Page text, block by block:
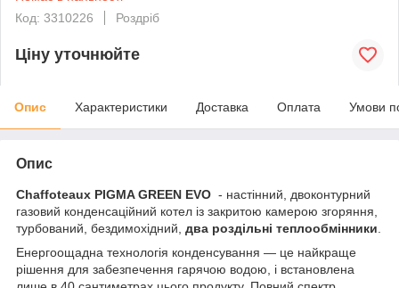
Код: 3310226
Роздріб
Ціну уточнюйте
Опис Характеристики Доставка Оплата Умови
Опис
Chaffoteaux PIGMA GREEN EVO - настінний, двоконтурний
газовий конденсаційний котел із закритою камерою згоряння,
турбований, бездимохідний, два роздільні теплообмінники
Енергоощадна технологія конденсування — це найкраще
рішення для забезпечення гарячою водою, і встановлена